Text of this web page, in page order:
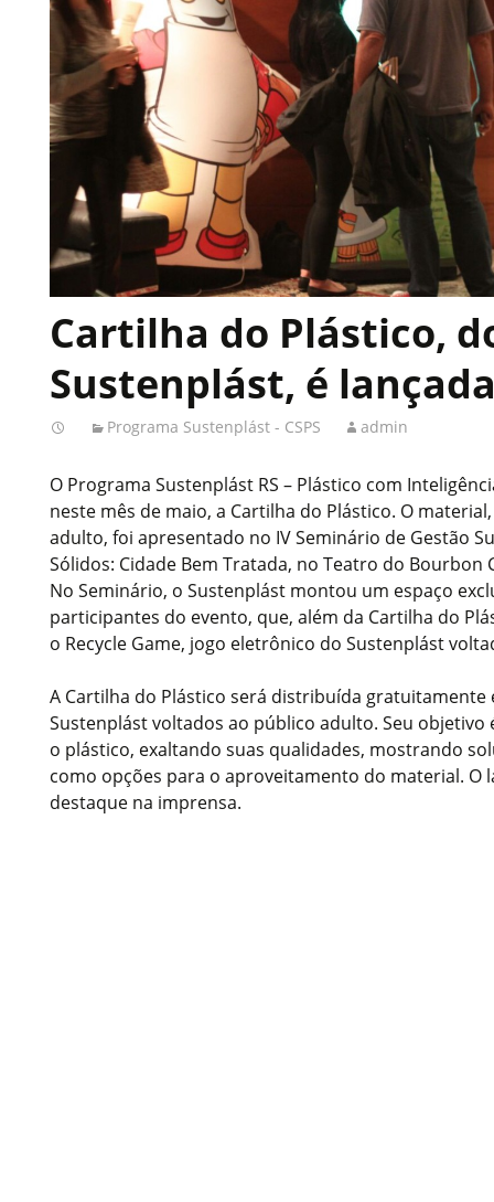
Cartilha do Plástico,
Sustenplást, é
Programa Sustenplást - CSPS admin
O Programa Sustenplást RS – Plástico com
neste mês de maio, a Cartilha do Plástico. O
adulto, foi apresentado no IV Seminário de Gestão
Sólidos: Cidade Bem Tratada, no Teatro do
No Seminário, o Sustenplást montou um espaço
participantes do evento, que, além da Cartilha do
o Recycle Game, jogo eletrônico do Sustenplást
A Cartilha do Plástico será distribuída gratuitamente
Sustenplást voltados ao público adulto. Seu
o plástico, exaltando suas qualidades, mostrando
como opções para o aproveitamento do material. O
destaque na imprensa.